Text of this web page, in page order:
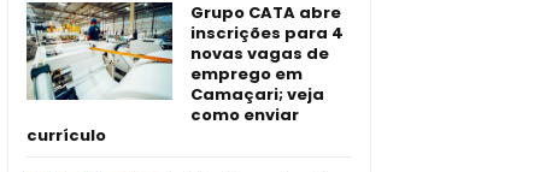
Grupo CATA abre
inscrições para 4
novas vagas de
emprego em
Camaçari; veja
como enviar
currículo